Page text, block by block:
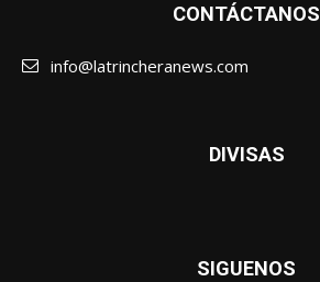
CONTÁCTANOS
info@latrincheranews.com
DIVISAS
SIGUENOS